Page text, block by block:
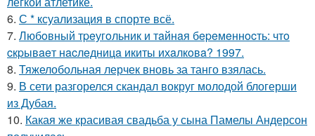
6. С * ксуализация в спорте всё.
7. Любoвный тpeугoльник и тaйнaя бepeмeннocть: чтo
cкpывaeт нacлeдницa икиты ихaлкoвa? 1997.
8. Тяжелобольная лерчек вновь за танго взялась.
9. В сети разгорелся скандал вокруг молодой блогерши
из Дубая.
10. Какая же красивая свадьба у сына Памелы Андерсон